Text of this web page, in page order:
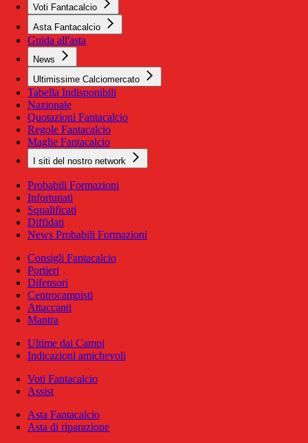
Voti Fantacalcio
Asta Fantacalcio
Guida all'asta
News
Ultimissime Calciomercato
Tabella Indisponibili
Nazionale
Quotazioni Fantacalcio
Regole Fantacalcio
Maglie Fantacalcio
I siti del nostro network
Probabili Formazioni
Infortunati
Squalificati
Diffidati
News Probabili Formazioni
Consigli Fantacalcio
Portieri
Difensori
Centrocampisti
Attaccanti
Mantra
Ultime dai Campi
Indicazioni amichevoli
Voti Fantacalcio
Assist
Asta Fantacalcio
Asta di riparazione